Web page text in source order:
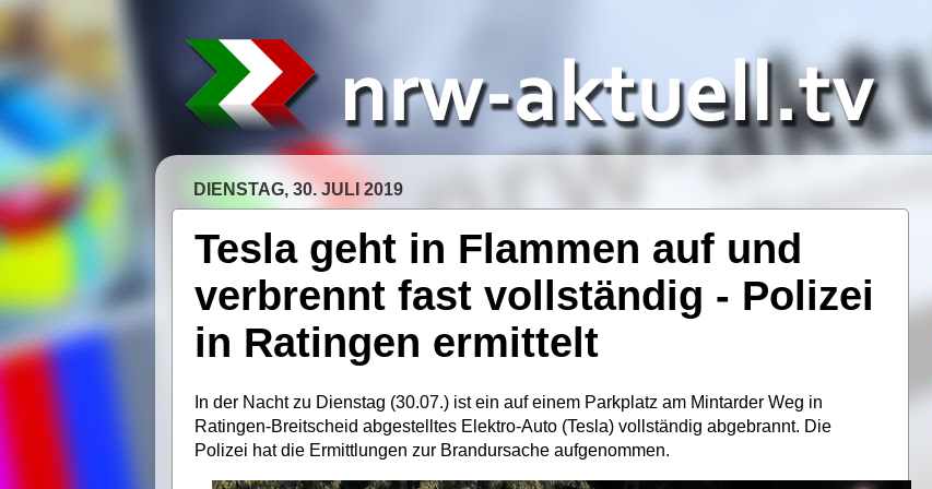
DIENSTAG, 30. JULI 2019
Tesla geht in Flammen auf und
verbrennt fast vollständig - Polizei
in Ratingen ermittelt
In der Nacht zu Dienstag (30.07.) ist ein auf einem Parkplatz am Mintarder Weg in
Ratingen-Breitscheid abgestelltes Elektro-Auto (Tesla) vollständig abgebrannt. Die
Polizei hat die Ermittlungen zur Brandursache aufgenommen.